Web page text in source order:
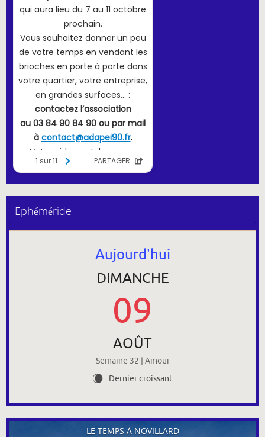
Ephéméride
Aujourd'hui
DIMANCHE
09
AOÛT
Semaine 32 | Amour
W Dernier croissant
LE TEMPS À NOVILLARD